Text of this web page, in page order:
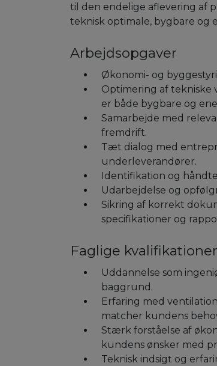
til den endelige aflevering af
teknisk optimale, bygbare og
Arbejdsopgaver
Økonomi- og
Optimering af tekniske
er både bygbare og
Samarbejde med
fremdrift.
Tæt dialog med
underleverandører.
Identifikation og
Udarbejdelse og
Sikring af korrekt
specifikationer og
Faglige kvalifikationer
Uddannelse som
baggrund.
Erfaring med
matcher kundens
Stærk forståelse af
kundens ønsker med
Teknisk indsigt og